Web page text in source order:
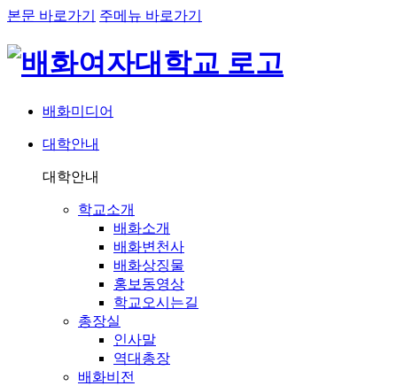
본문 바로가기 주메뉴 바로가기
배화미디어
네비게이션
대학안내
대학안내
학교소개
배화소개
배화변천사
배화상징물
홍보동영상
학교오시는길
총장실
인사말
역대총장
배화비전